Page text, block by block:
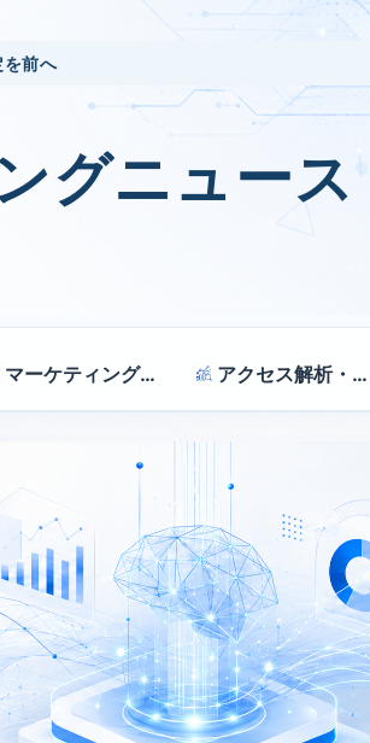
を前へ
グニュース
マーケティング戦略 アクセス解析・効果測定